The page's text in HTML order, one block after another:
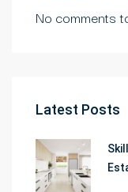
No comments
Latest Posts